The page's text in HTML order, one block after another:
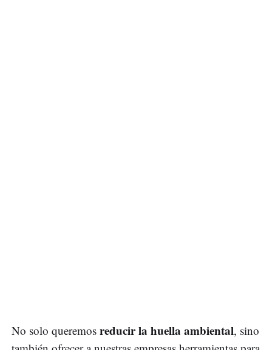
No solo queremos reducir la huella ambiental, sino